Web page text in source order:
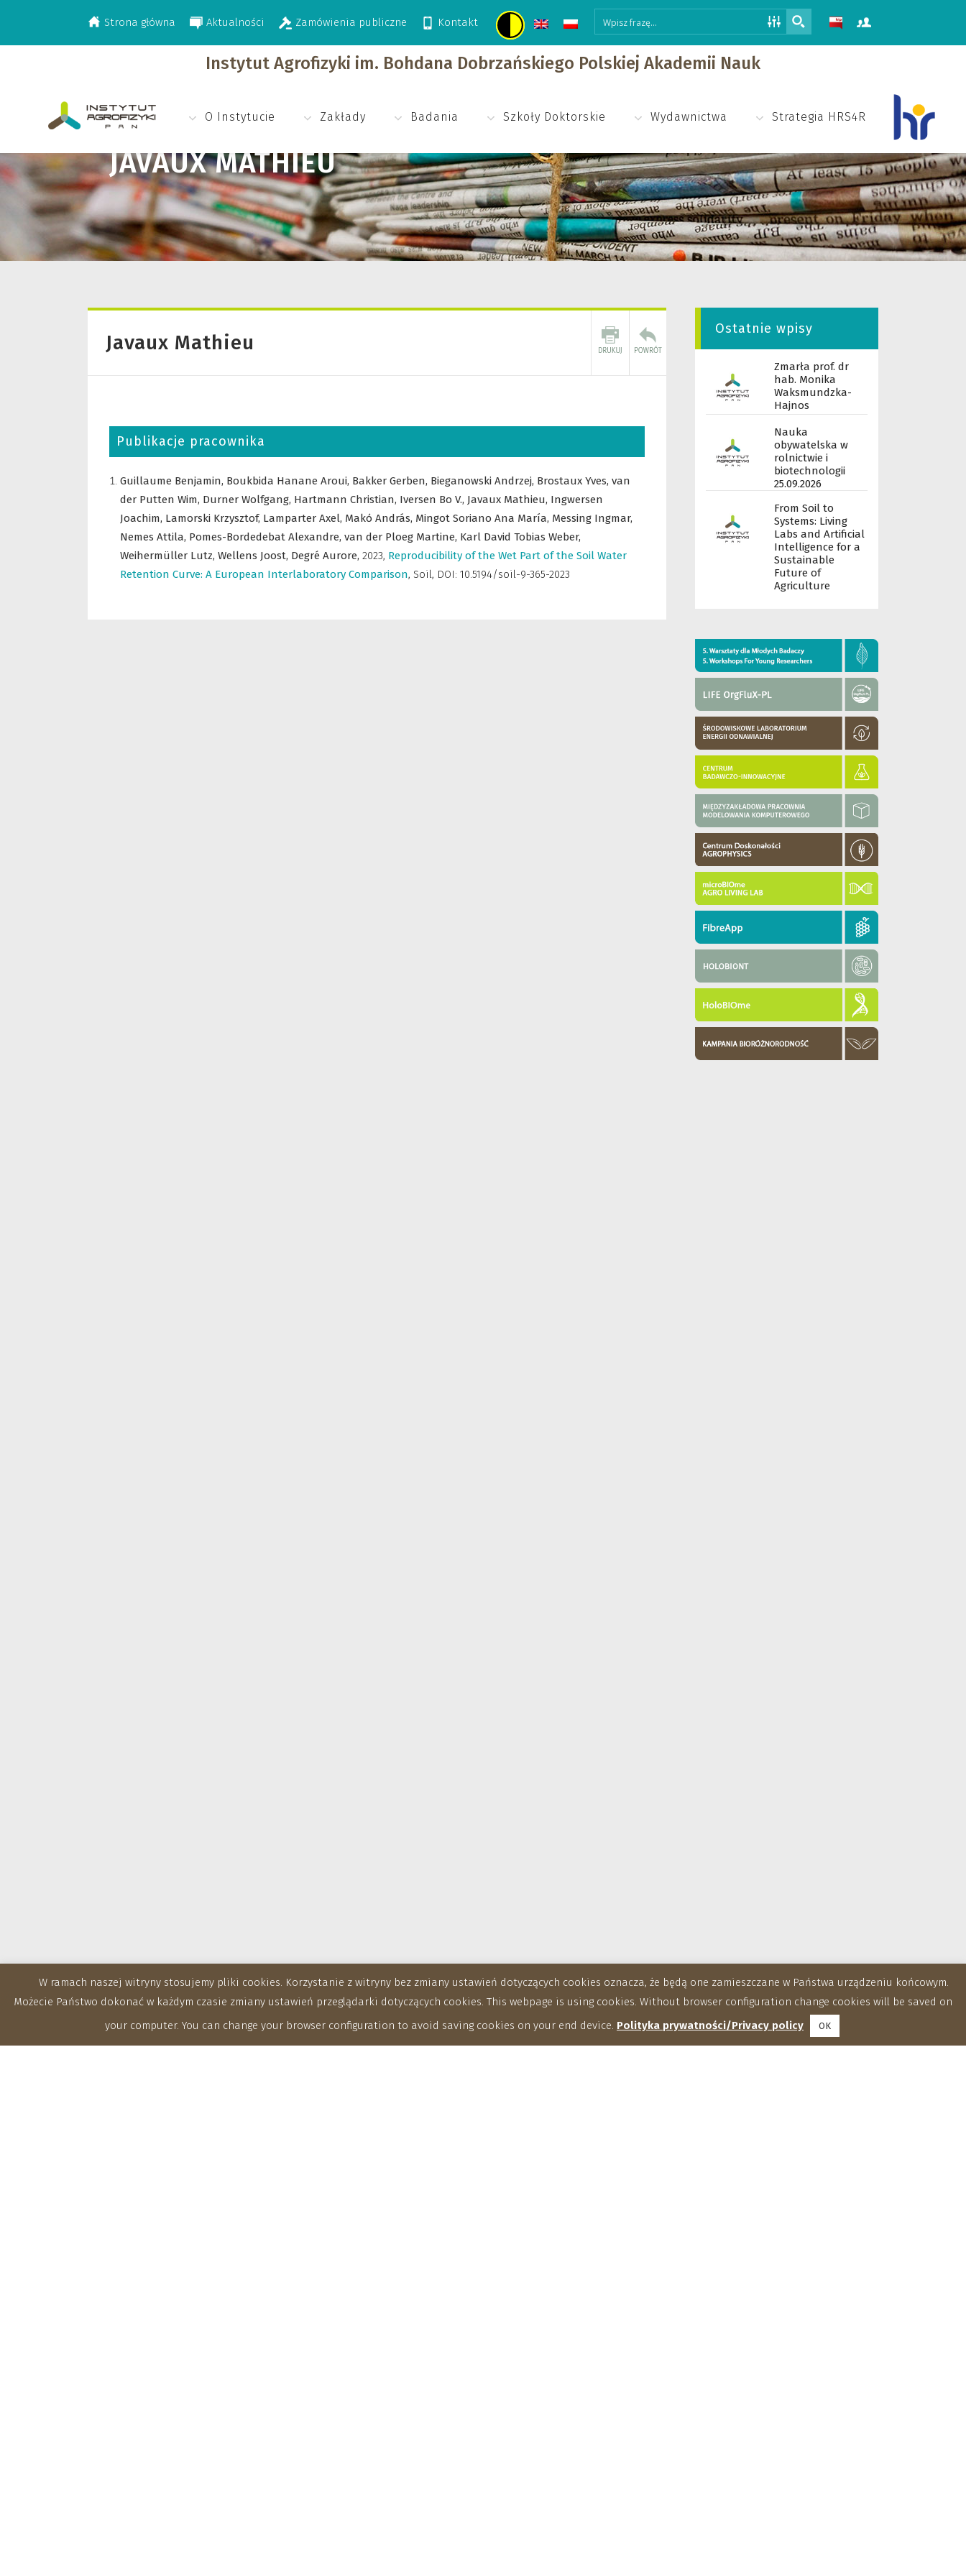
Strona główna Aktualności Zamówienia publiczne Kontakt
Instytut Agrofizyki im. Bohdana Dobrzańskiego Polskiej Akademii Nauk
O Instytucie Zakłady Badania Szkoły Doktorskie Wydawnictwa Strategia HRS4R
JAVAUX MATHIEU
>Javaux Mathieu
Javaux Mathieu
Publikacje pracownika
Guillaume Benjamin, Boukbida Hanane Aroui, Bakker Gerben, Bieganowski Andrzej, Brostaux Yves, van
der Putten Wim, Durner Wolfgang, Hartmann Christian, Iversen Bo V., Javaux Mathieu, Ingwersen
Joachim, Lamorski Krzysztof, Lamparter Axel, Makó András, Mingot Soriano Ana María, Messing Ingmar,
Nemes Attila, Pomes-Bordedebat Alexandre, van der Ploeg Martine, Karl David Tobias Weber,
Weihermüller Lutz, Wellens Joost, Degré Aurore, 2023, Reproducibility of the Wet Part of the Soil Water
Retention Curve: A European Interlaboratory Comparison, Soil, DOI: 10.5194/soil-9-365-2023
Ostatnie wpisy
Zmarła prof. dr
hab. Monika
Waksmundzka-
Hajnos
Nauka
obywatelska w
rolnictwie i
biotechnologii
25.09.2026
From Soil to
Systems: Living
Labs and Artificial
Intelligence for a
Sustainable
Future of
Agriculture
W ramach naszej witryny stosujemy pliki cookies. Korzystanie z witryny bez zmiany ustawień dotyczących cookies oznacza, że będą one zamieszczane w Państwa urządzeniu końcowym.
Możecie Państwo dokonać w każdym czasie zmiany ustawień przeglądarki dotyczących cookies. This webpage is using cookies. Without browser configuration change cookies will be saved on
your computer. You can change your browser configuration to avoid saving cookies on your end device. Polityka prywatności/Privacy policy OK